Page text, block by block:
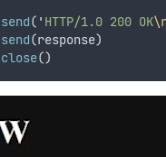
send( ' HTTP/1.0 200 OK
send(response)
close()